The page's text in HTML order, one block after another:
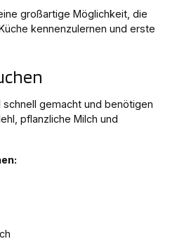
großartige Möglichkeit, die
kennenzulernen und erste
schnell gemacht und benötigen
pflanzliche Milch und